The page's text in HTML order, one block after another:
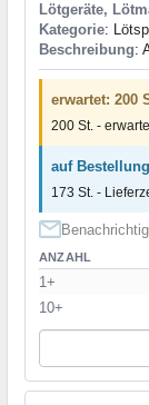
Lötgeräte,
Kategorie:
Beschreibung:
erwartet: 200
200 St. -
auf
173 St. -
ANZAHL
1+
10+